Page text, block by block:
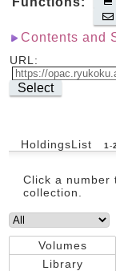
Contents and
URL:
Select
HoldingsList 1 -2
Click a number
collection.
Volumes
Library